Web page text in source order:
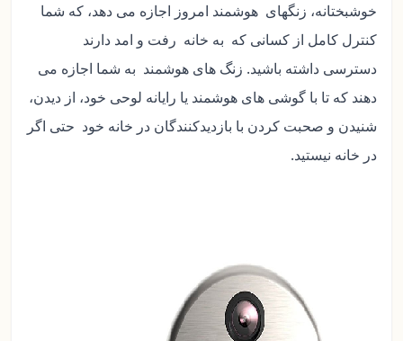
خوشبختانه، زنگهای هوشمند امروز اجازه می دهد، که شما
کنترل کامل از کسانی که به خانه رفت و امد دارند
دسترسی داشته باشید. زنگ های هوشمند به شما اجازه می
دهند که تا با گوشی های هوشمند یا رایانه لوحی خود، از دیدن،
شنیدن و صحبت کردن با بازدیدکنندگان در خانه خود حتی اگر
در خانه نیستید.